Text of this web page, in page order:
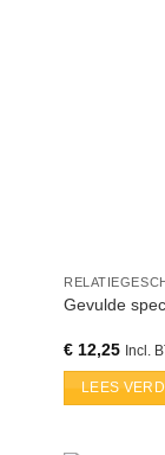
Gevulde
€ 12,25 Incl.
LEES